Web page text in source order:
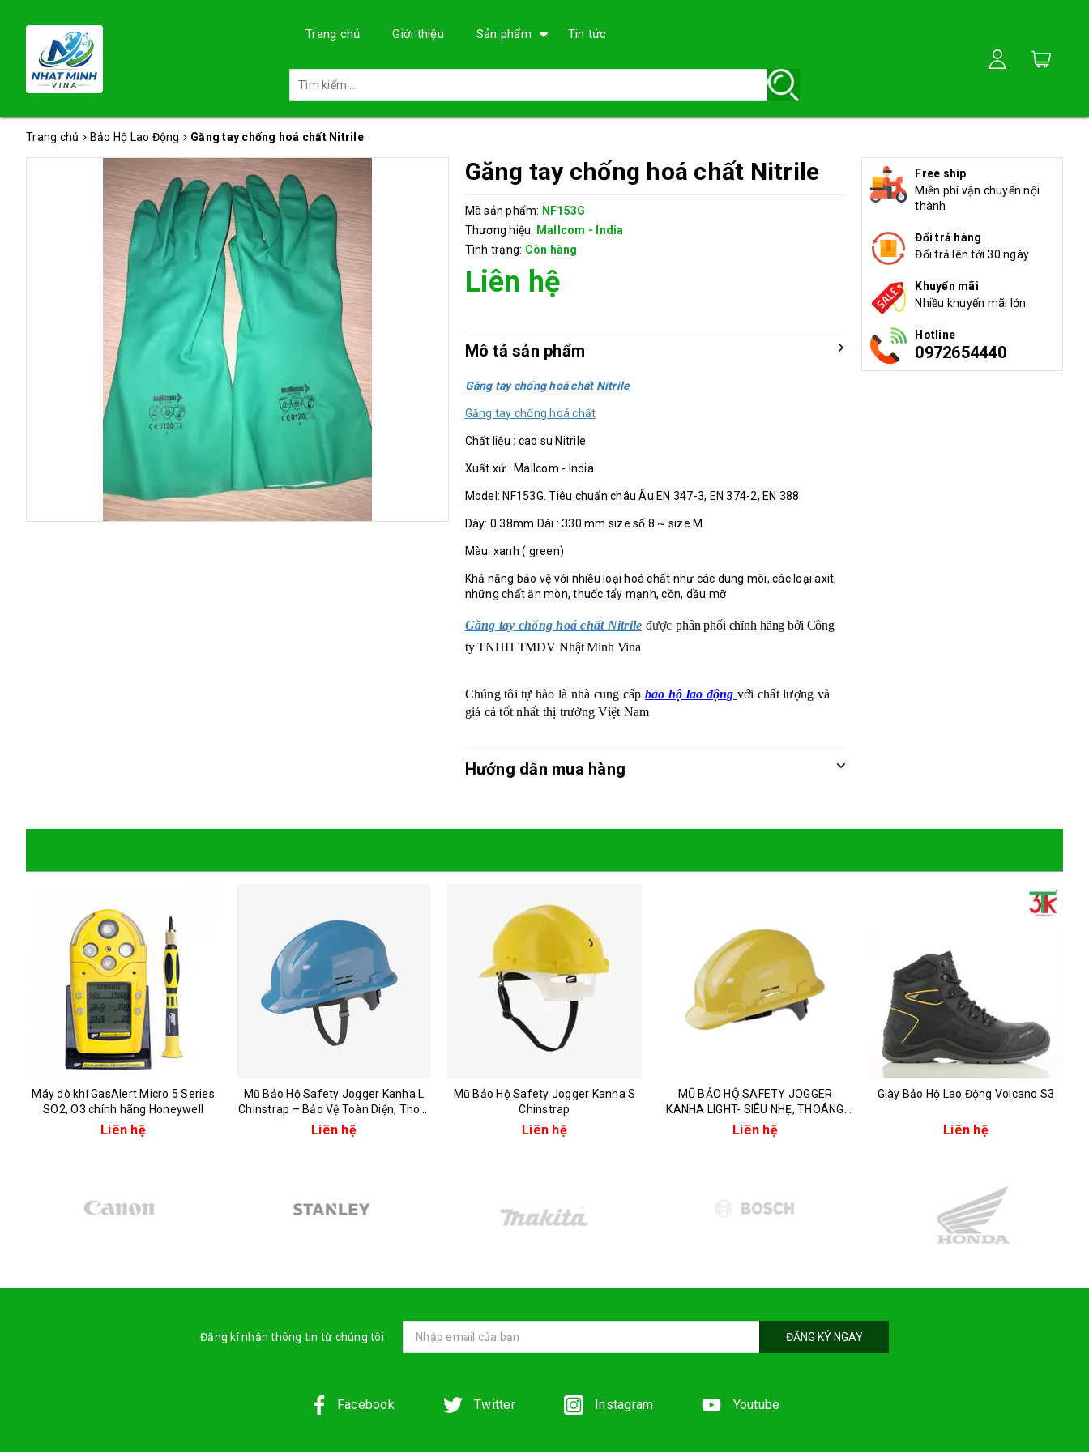
Trang chủ Giới thiệu Sản phẩm Tin tức
Trang chủ Bảo Hộ Lao Động Găng tay chống hoá chất Nitrile
Găng tay chống hoá chất Nitrile
Mã sản phẩm: NF153G
Thương hiệu: Mallcom - India
Tình trạng: Còn hàng
Liên hệ
Mô tả sản phẩm
Găng tay chống hoá chất Nitrile
Găng tay chống hoá chất
Chất liệu : cao su Nitrile
Xuất xứ : Mallcom - India
Model: NF153G. Tiêu chuẩn châu Âu EN 347-3, EN 374-2, EN 388
Dày: 0.38mm Dài : 330 mm size số 8 ~ size M
Màu: xanh ( green)
Khả năng bảo vệ với nhiều loại hoá chất như các dung môi, các loại axit,
những chất ăn mòn, thuốc tẩy mạnh, cồn, dầu mỡ
Găng tay chống hoá chất Nitrile được phân phối chĩnh hãng bởi Công
ty TNHH TMDV Nhật Minh Vina
Chúng tôi tự hào là nhà cung cấp bảo hộ lao động với chất lượng và
giá cả tốt nhất thị trường Việt Nam
Hướng dẫn mua hàng
Free ship
Miễn phí vận chuyển nội
thành
Đổi trả hàng
Đổi trả lên tới 30 ngày
Khuyến mãi
Nhiều khuyến mãi lớn
Hotline
0972654440
Máy dò khí GasAlert Micro 5 Series
SO2, O3 chính hãng Honeywell
Liên hệ
Mũ Bảo Hộ Safety Jogger Kanha L
Chinstrap – Bảo Vệ Toàn Diện, Thoải
Mái Tối Đa
Liên hệ
Mũ Bảo Hộ Safety Jogger Kanha S
Chinstrap
Liên hệ
MŨ BẢO HỘ SAFETY JOGGER
KANHA LIGHT- SIÊU NHẸ, THOÁNG
KHÍ
Liên hệ
Giày Bảo Hộ Lao Động Volcano S3
Liên hệ
Đăng kí nhận thông tin từ chúng tôi ĐĂNG KÝ NGAY
Facebook Twitter Instagram Youtube